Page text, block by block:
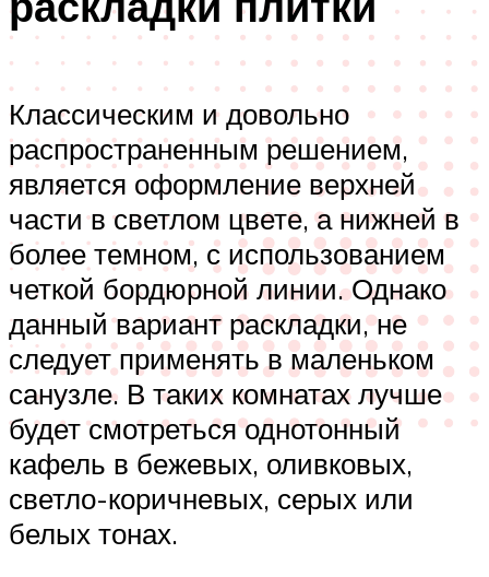
Классическим и довольно
распространенным решением,
является оформление верхней
части в светлом цвете, а нижней в
более темном, с использованием
четкой бордюрной линии. Однако
данный вариант раскладки, не
следует применять в маленьком
санузле. В таких комнатах лучше
будет смотреться однотонный
кафель в бежевых, оливковых,
светло-коричневых, серых или
белых тонах.